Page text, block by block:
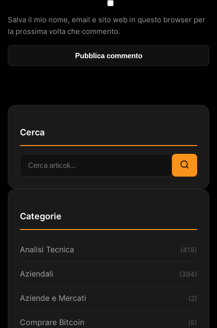
Salva il mio nome, email e sito web in questo browser per
la prossima volta che commento.
Cerca
Cerca:
Cerca
Categorie
Analisi Tecnica (418)
Aziendali (394)
Aziende e Mercati (2)
Comprare Bitcoin (5)